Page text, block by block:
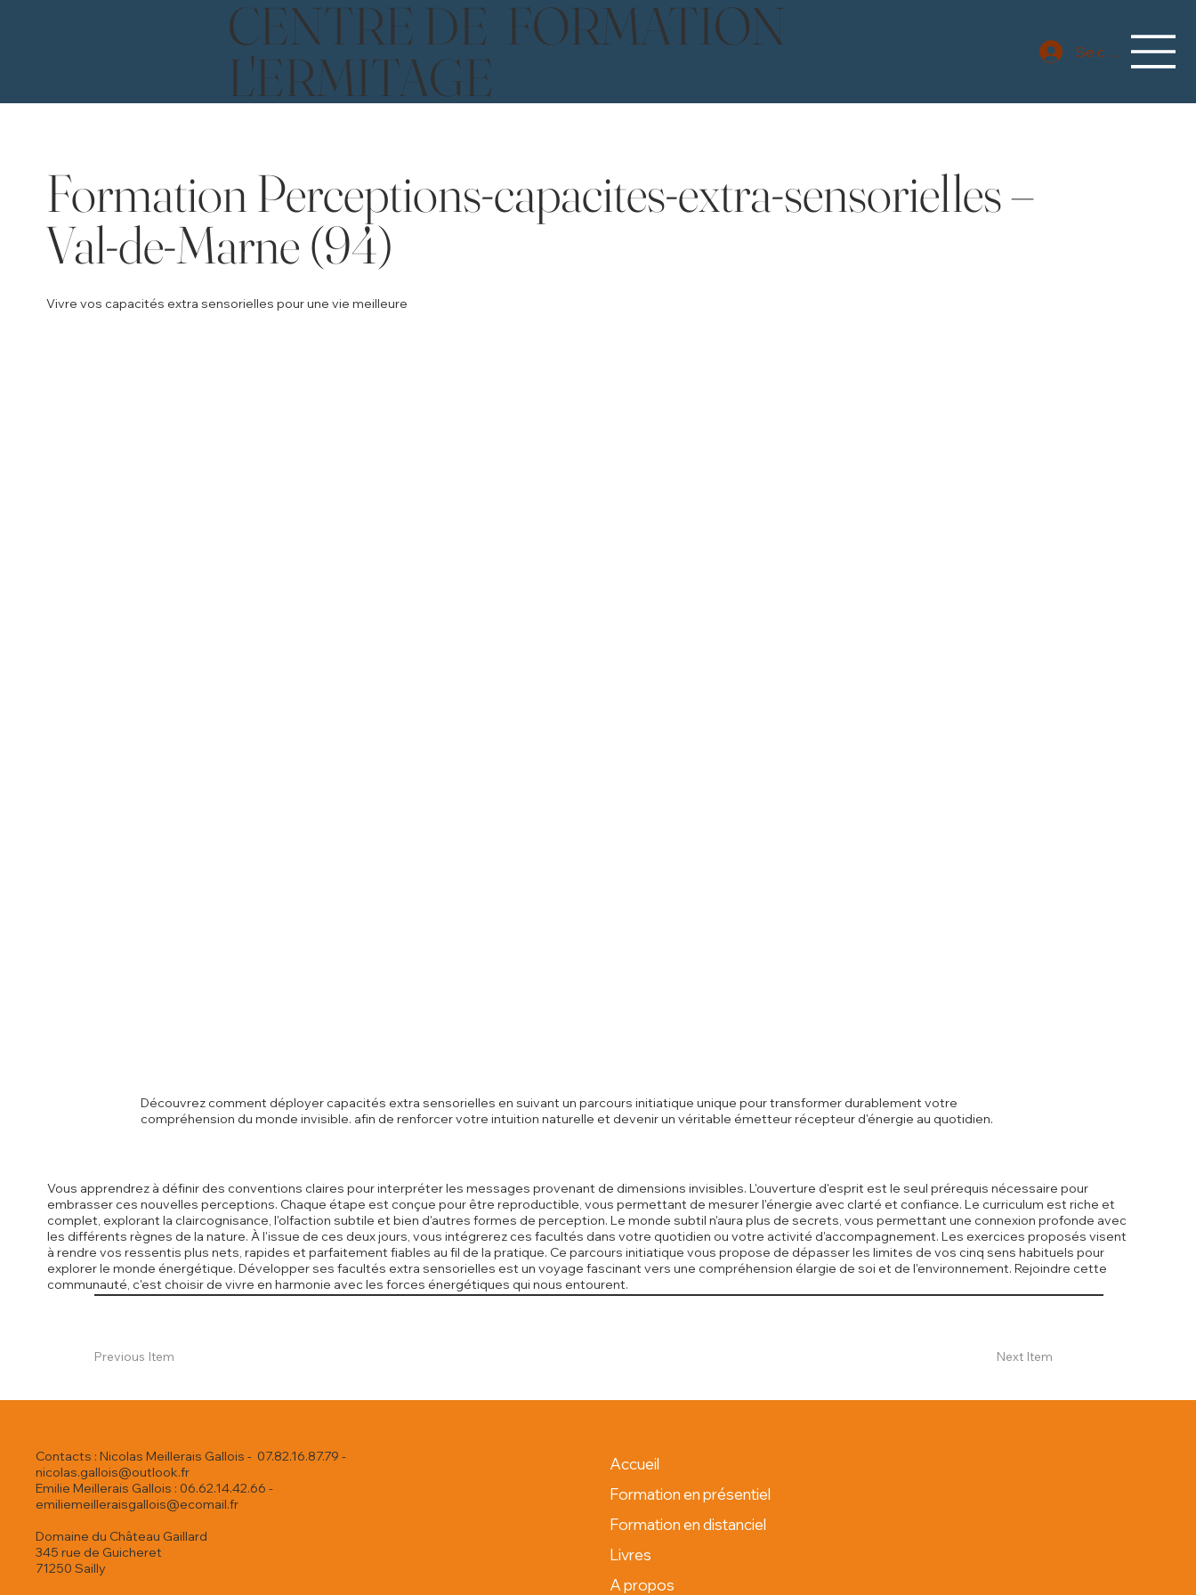
CENTRE DE FORMATION
L'ERMITAGE Se connecter
Formation Perceptions-capacites-extra-sensorielles –
Val-de-Marne (94)
Vivre vos capacités extra sensorielles pour une vie meilleure
Découvrez comment déployer capacités extra sensorielles en suivant un parcours initiatique unique pour transformer durablement votre
compréhension du monde invisible. afin de renforcer votre intuition naturelle et devenir un véritable émetteur récepteur d'énergie au quotidien.
Previous Item Next Item
Vous apprendrez à définir des conventions claires pour interpréter les messages provenant de dimensions invisibles. L'ouverture d'esprit est le seul prérequis nécessaire pour
embrasser ces nouvelles perceptions. Chaque étape est conçue pour être reproductible, vous permettant de mesurer l'énergie avec clarté et confiance. Le curriculum est riche et
complet, explorant la claircognisance, l'olfaction subtile et bien d'autres formes de perception. Le monde subtil n'aura plus de secrets, vous permettant une connexion profonde avec
les différents règnes de la nature. À l'issue de ces deux jours, vous intégrerez ces facultés dans votre quotidien ou votre activité d'accompagnement. Les exercices proposés visent
à rendre vos ressentis plus nets, rapides et parfaitement fiables au fil de la pratique. Ce parcours initiatique vous propose de dépasser les limites de vos cinq sens habituels pour
explorer le monde énergétique. Développer ses facultés extra sensorielles est un voyage fascinant vers une compréhension élargie de soi et de l'environnement. Rejoindre cette
communauté, c'est choisir de vivre en harmonie avec les forces énergétiques qui nous entourent.
Contacts : Nicolas Meillerais Gallois - 07.82.16.87.79 -
nicolas.gallois@outlook.fr
Emilie Meillerais Gallois : 06.62.14.42.66 -
emiliemeilleraisgallois@ecomail.fr
Domaine du Château Gaillard
345 rue de Guicheret
71250 Sailly
Accueil
Formation en présentiel
Formation en distanciel
Livres
A propos